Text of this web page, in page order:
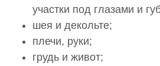
участки под глазами и
шея и декольте;
плечи, руки;
грудь и живот;